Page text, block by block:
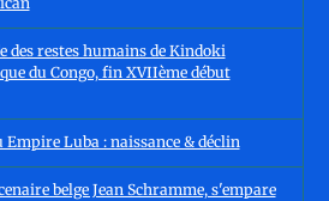
des restes humains de Kindoki
du Congo, fin XVIIème début
Empire Luba : naissance & déclin
belge Jean Schramme, s'empare